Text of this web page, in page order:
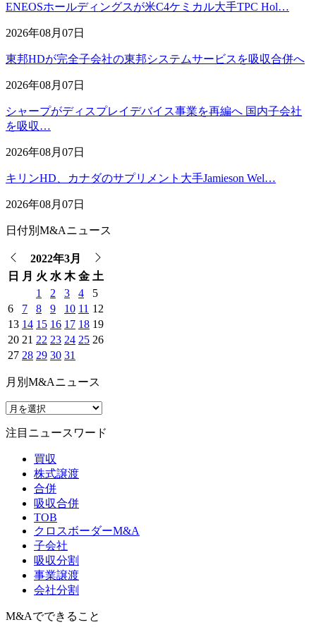
ENEOSホールディングスが米C4ケミカル大手TPC Hol…
2026年08月07日
東邦HDが完全子会社の東邦システムサービスを吸収合併へ
2026年08月07日
シャープがディスプレイデバイス事業を再編へ 国内子会社
を吸収…
2026年08月07日
キリンHD、カナダのサプリメント大手Jamieson Wel…
2026年08月07日
日付別M&Aニュース
2022年3月
日
月 火 水 木 金 土
1
2 3 4
5
6
7 8 9 10 11 12
13 14 15 16 17 18 19
20 21 22 23 24 25 26
27 28 29 30 31
月別M&Aニュース
注目ニュースワード
買収
株式譲渡
合併
吸収合併
TOB
クロスボーダーM&A
子会社
吸収分割
事業譲渡
会社分割
M&Aでできること